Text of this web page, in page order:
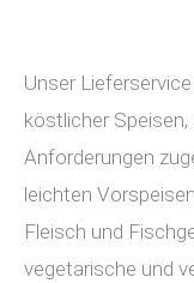
Unser
köstlicher
Anforderungen
leichten
Fleisch und
vegetarische und